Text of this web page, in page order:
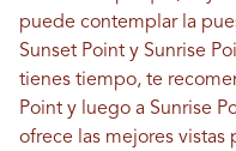
puede contemplar la
Sunset Point y Sunrise
tienes tiempo, te
Point y luego a Sunrise
ofrece las mejores vistas